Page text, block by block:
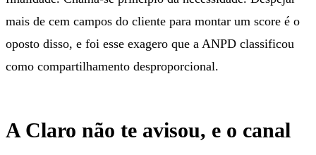
mais de cem campos do cliente para montar um score é o
oposto disso, e foi esse exagero que a ANPD classificou
como compartilhamento desproporcional.
A Claro não te avisou, e o canal